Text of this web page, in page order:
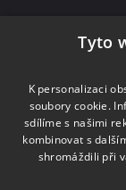
© 2026
MKS Beseda,
IČO: 00091758,
Tyto
K personalizaci
soubory cookie.
sdílíme s našimi
kombinovat s
shromáždili při